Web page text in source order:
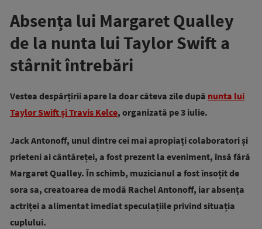
Absența lui Margaret Qualley
de la nunta lui Taylor Swift a
stârnit întrebări
Vestea despărțirii apare la doar câteva zile după nunta lui
Taylor Swift și Travis Kelce, organizată pe 3 iulie.
Jack Antonoff, unul dintre cei mai apropiați colaboratori și
prieteni ai cântăreței, a fost prezent la eveniment, însă fără
Margaret Qualley. În schimb, muzicianul a fost însoțit de
sora sa, creatoarea de modă Rachel Antonoff, iar absența
actriței a alimentat imediat speculațiile privind situația
cuplului.